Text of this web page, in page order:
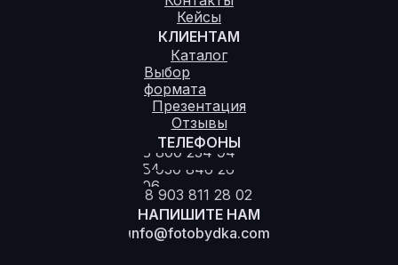
Кейсы
КЛИЕНТАМ
Каталог
Выбор
формата
Презентация
Отзывы
ТЕЛЕФОНЫ
8 800 234 94
54
8 930 846 26
06
8 903 811 28 02
НАПИШИТЕ НАМ
info@fotobydka.com